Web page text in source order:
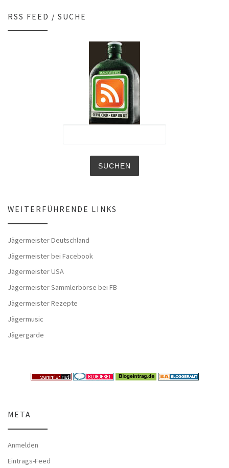
RSS FEED / SUCHE
WEITERFÜHRENDE LINKS
Jägermeister Deutschland
Jägermeister bei Facebook
Jägermeister USA
Jägermeister Sammlerbörse bei FB
Jägermeister Rezepte
Jägermusic
Jägergarde
META
Anmelden
Eintrags-Feed